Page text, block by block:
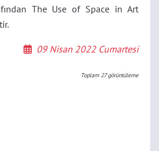
The Use of Space in Art
09 Nisan 2022 Cumartesi
Toplam27görüntüleme